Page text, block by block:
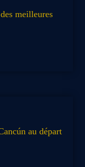
meilleures
au départ